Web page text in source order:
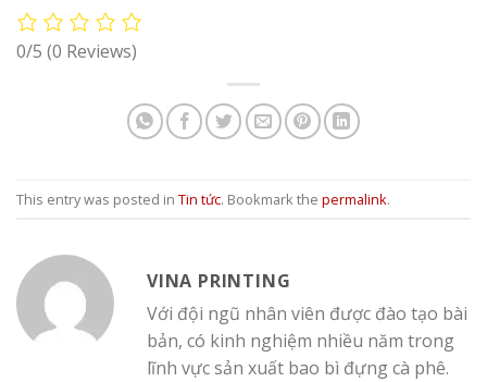
0/5 (0 Reviews)
This entry was posted in Tin tức. Bookmark the permalink.
VINA PRINTING
Với đội ngũ nhân viên được đào tạo bài
bản, có kinh nghiệm nhiều năm trong
lĩnh vực sản xuất bao bì đựng cà phê.